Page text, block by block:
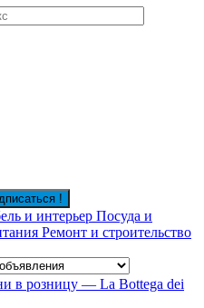
!
и интерьер Посуда и
Ремонт и строительство
в розницу — La Bottega dei